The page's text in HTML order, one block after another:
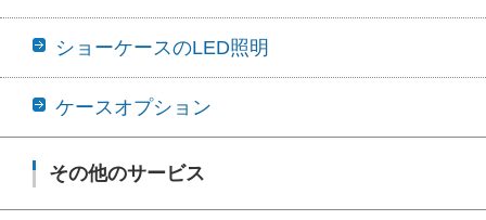
ショーケースのLED照明
ケースオプション
その他のサービス